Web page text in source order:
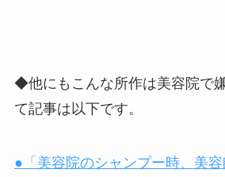
◆他にもこんな所作は美容院で
て記事は以下です。
●「美容院のシャンプー時、美